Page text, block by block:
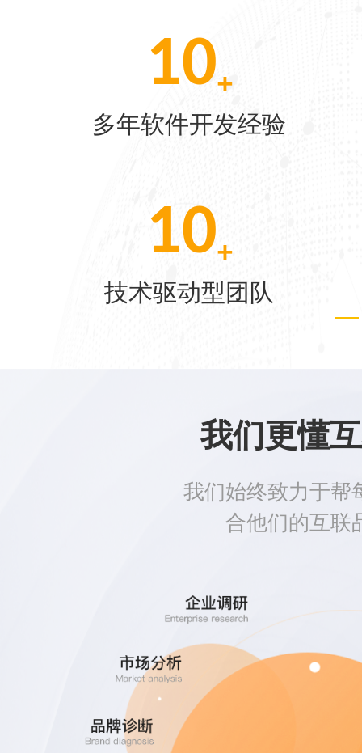
[05-28]
[05-21]
10+
多年软件开发经验
27+
技术驱动型团队
我们更懂
我们始终致力于帮
合他们的互联